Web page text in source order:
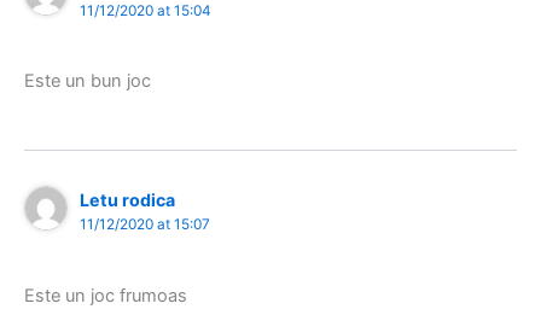
11/12/2020 at 15:04
Este un bun joc
Letu rodica
11/12/2020 at 15:07
Este un joc frumoas